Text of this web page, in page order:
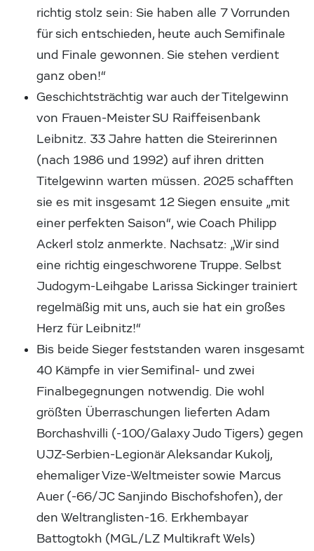
richtig stolz sein: Sie haben alle 7 Vorrunden
für sich entschieden, heute auch Semifinale
und Finale gewonnen. Sie stehen verdient
ganz oben!“
Geschichtsträchtig war auch der Titelgewinn
von Frauen-Meister SU Raiffeisenbank
Leibnitz. 33 Jahre hatten die Steirerinnen
(nach 1986 und 1992) auf ihren dritten
Titelgewinn warten müssen. 2025 schafften
sie es mit insgesamt 12 Siegen ensuite „mit
einer perfekten Saison“, wie Coach Philipp
Ackerl stolz anmerkte. Nachsatz: „Wir sind
eine richtig eingeschworene Truppe. Selbst
Judogym-Leihgabe Larissa Sickinger trainiert
regelmäßig mit uns, auch sie hat ein großes
Herz für Leibnitz!“
Bis beide Sieger feststanden waren insgesamt
40 Kämpfe in vier Semifinal- und zwei
Finalbegegnungen notwendig. Die wohl
größten Überraschungen lieferten Adam
Borchashvilli (-100/Galaxy Judo Tigers) gegen
UJZ-Serbien-Legionär Aleksandar Kukolj,
ehemaliger Vize-Weltmeister sowie Marcus
Auer (-66/JC Sanjindo Bischofshofen), der
den Weltranglisten-16. Erkhembayar
Battogtokh (MGL/LZ Multikraft Wels)